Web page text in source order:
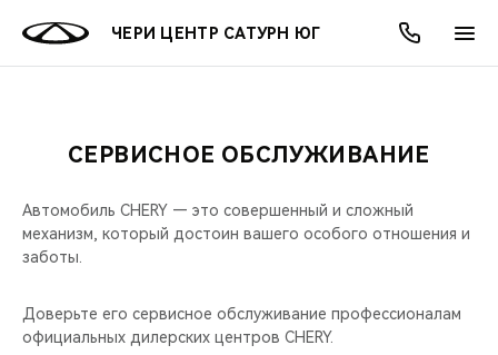
ЧЕРИ ЦЕНТР САТУРН ЮГ
МОДЕЛИ
ПОКУПАТЕЛЯМ
ВЫБОР И ПОКУПКА
ВЛАДЕЛЬЦАМ
СЕРВИС
ПОДДЕРЖКА
МИР CHERY
АКСЕССУАРЫ
CHERY В СОЦСЕТЯХ
АКЦИИ
ВЫГОДЫ И АКЦИИ
ОНЛАЙН СЕРВИСЫ
ВЫБОР И ПОКУПКА
О КОМПАНИИ
О НАС
СЕРВИСНОЕ ОБСЛУЖИВАНИЕ
Автомобиль CHERY — это совершенный и сложный
механизм, который достоин вашего особого отношения и
заботы.
Доверьте его сервисное обслуживание профессионалам
официальных дилерских центров CHERY.